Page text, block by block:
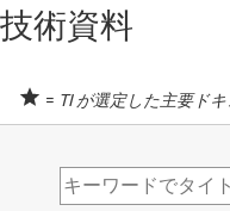
技術資料
= TI が選定した主要ド